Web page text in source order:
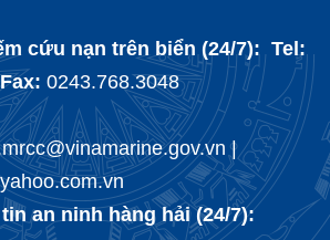
cứu nạn trên biển (24/7): Tel:
0243.768.3048
|
an ninh hàng hải (24/7):